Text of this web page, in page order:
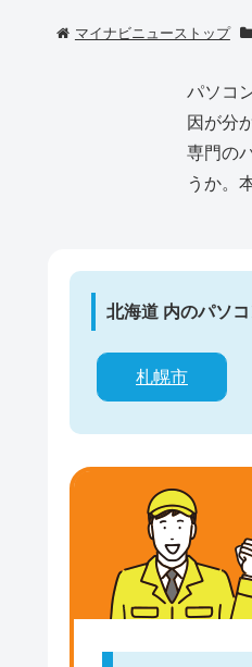
マイナビニューストップ
パソコ
因が分
専門の
うか。
北海道 内のパソ
札幌市